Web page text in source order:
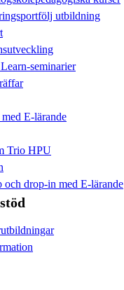
utbildning
seminarier
med E-lärande
Trio HPU
och drop-in med E-lärande